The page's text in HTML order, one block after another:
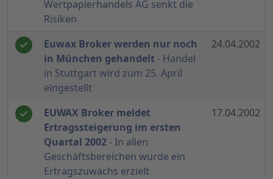
Wertpapierhandels AG senkt die
Risiken
Euwax Broker werden nur noch
in München gehandelt - Handel
in Stuttgart wird zum 25. April
eingestellt
24.04.2002
EUWAX Broker meldet
Ertragssteigerung im ersten
Quartal 2002- In allen
Geschäftsbereichen wurde ein
Ertragszuwachs erzielt
17.04.2002